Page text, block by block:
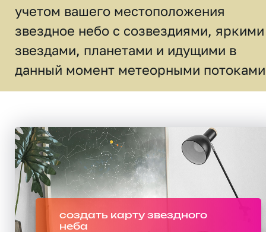
учетом вашего местоположения
звездное небо c созвездиями, яркими
звездами, планетами и идущими в
данный момент метеорными
создать карту звездного
неба